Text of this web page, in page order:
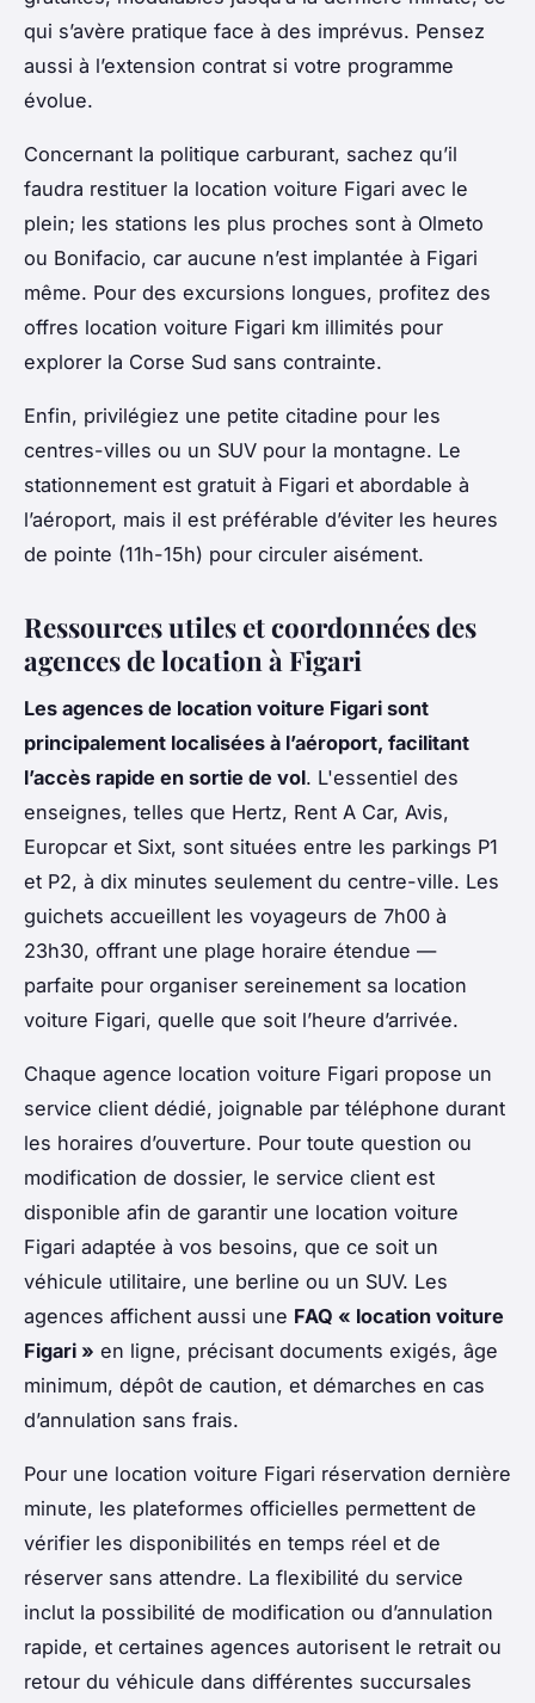
qui s’avère pratique face à des imprévus. Pensez
aussi à l’extension contrat si votre programme
évolue.
Concernant la politique carburant, sachez qu’il
faudra restituer la location voiture Figari avec le
plein; les stations les plus proches sont à Olmeto
ou Bonifacio, car aucune n’est implantée à Figari
même. Pour des excursions longues, profitez des
offres location voiture Figari km illimités pour
explorer la Corse Sud sans contrainte.
Enfin, privilégiez une petite citadine pour les
centres-villes ou un SUV pour la montagne. Le
stationnement est gratuit à Figari et abordable à
l’aéroport, mais il est préférable d’éviter les heures
de pointe (11h-15h) pour circuler aisément.
Ressources utiles et coordonnées des
agences de location à Figari
Les agences de location voiture Figari sont
principalement localisées à l’aéroport, facilitant
l’accès rapide en sortie de vol. L'essentiel des
enseignes, telles que Hertz, Rent A Car, Avis,
Europcar et Sixt, sont situées entre les parkings P1
et P2, à dix minutes seulement du centre-ville. Les
guichets accueillent les voyageurs de 7h00 à
23h30, offrant une plage horaire étendue —
parfaite pour organiser sereinement sa location
voiture Figari, quelle que soit l’heure d’arrivée.
Chaque agence location voiture Figari propose un
service client dédié, joignable par téléphone durant
les horaires d’ouverture. Pour toute question ou
modification de dossier, le service client est
disponible afin de garantir une location voiture
Figari adaptée à vos besoins, que ce soit un
véhicule utilitaire, une berline ou un SUV. Les
agences affichent aussi une FAQ « location voiture
Figari » en ligne, précisant documents exigés, âge
minimum, dépôt de caution, et démarches en cas
d’annulation sans frais.
Pour une location voiture Figari réservation dernière
minute, les plateformes officielles permettent de
vérifier les disponibilités en temps réel et de
réserver sans attendre. La flexibilité du service
inclut la possibilité de modification ou d’annulation
rapide, et certaines agences autorisent le retrait ou
retour du véhicule dans différentes succursales